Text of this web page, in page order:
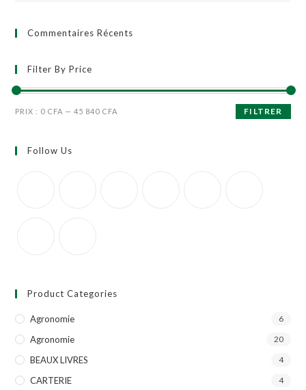
Commentaires Récents
Filter By Price
FILTRER
PRIX : 0 CFA —45 840 CFA
Follow Us
Product Categories
Agronomie 6
Agronomie 20
BEAUX LIVRES 4
CARTERIE 4